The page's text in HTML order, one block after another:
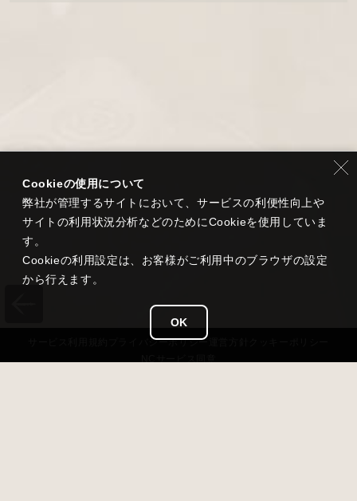
プライバシーポリシー
Cookieの使用について
弊社が管理するサイトにおいて、サービスの利便性向上や
サイトの利用状況分析などのためにCookieを使用していま
す。
Cookieの利用設定は、お客様がご利用中のブラウザの設定
から行えます。
OK